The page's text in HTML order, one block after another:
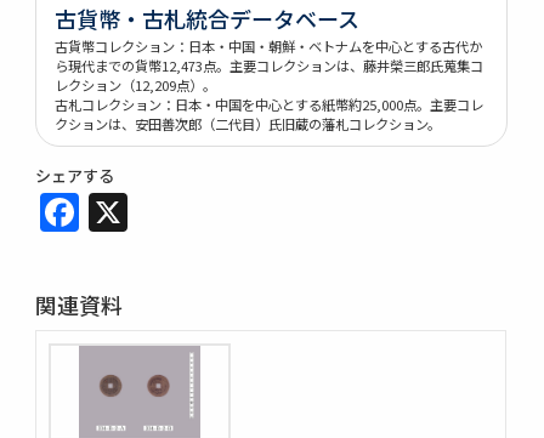
古貨幣・古札統合データベース
古貨幣コレクション：日本・中国・朝鮮・ベトナムを中心とする古代か
ら現代までの貨幣12,473点。主要コレクションは、藤井榮三郎氏蒐集コ
レクション（12,209点）。
古札コレクション：日本・中国を中心とする紙幣約25,000点。主要コレ
クションは、安田善次郎（二代目）氏旧蔵の藩札コレクション。
シェアする
Facebook
関連資料